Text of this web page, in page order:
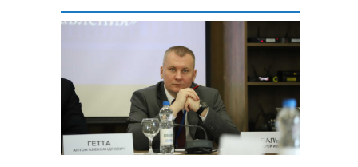
от терактов
Минобороны РФ: «Искандер»
уничтожил эшелон с техникой
ВСУ в Днепропетровской
области
Главы правительств ЕАЭС
подписали три соглашения по